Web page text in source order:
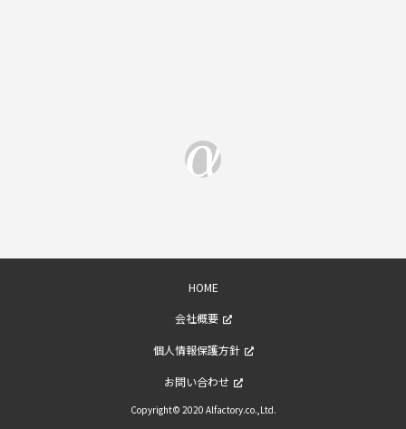
HOME
会社概要
個人情報保護方針
お問い合わせ
Copyright© 2020 Alfactory.co.,Ltd.